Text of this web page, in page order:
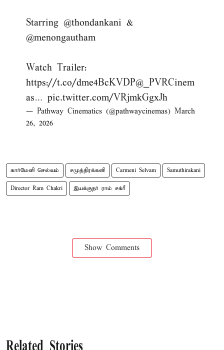
Starring @thondankani &
@menongautham
Watch Trailer:
https://t.co/dme4BcKVDP@_PVRCinem
as… pic.twitter.com/VRjmkGgxJh
— Pathway Cinematics (@pathwaycinemas) March
26, 2026
கார்மேனி செல்வம் சமுத்திரக்கனி Carmeni Selvam Samuthirakani
Director Ram Chakri இயக்குநர் ராம் சக்ரீ
Show Comments